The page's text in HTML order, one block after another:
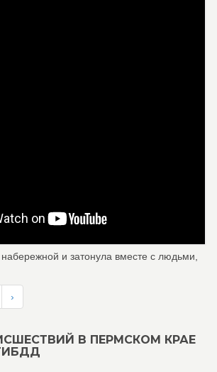
и затонула вместе с людьми,
›
В ПЕРМСКОМ КРАЕ